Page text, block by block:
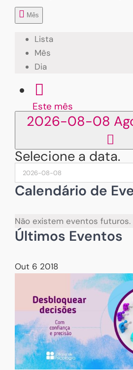
Mês
Lista
Mês
Dia
Este mês
2026-08-08
Selecione a data.
Calendário de
Não existem eventos futuros.
Últimos Eventos
Out 6 2018